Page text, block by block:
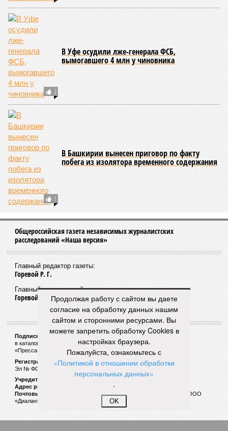
2
В Уфе осудили лже-генерала ФСБ,
вымогавшего 4 млн у чиновника
1
В Башкирии вынесен приговор по факту
побега из изолятора временного содержания
Общероссийская газета независимых журналистских
расследований «Наша версия»
Главный редактор газеты:
Горевой Р. Г.
Главный редактор сайта:
Горевой Р. Г.
Подписной индекс газеты «Наша версия»:
в каталоге «Почта России» —99266
«Пресса России» (зелёный) —41522
Регистрационный номер Роскомнадзора
Эл № ФС77-53847 от 26.04.2013.
Учредитель ООО «Версия»
Адрес редакции:
123100, Россия, Москва, улица 1905 года, 7с1
Почтовый адрес редакции:
123022, Россия, Москва, а/я 29. для ООО
«Диалан»
Продолжая работу с сайтом вы даете
согласие на обработку данных нашим
сайтом и сторонними ресурсами. Вы
можете запретить обработку Cookies в
настройках браузера.
Пожалуйста, ознакомьтесь с
«Политикой в отношении обработки
персональных данных»
.
OK